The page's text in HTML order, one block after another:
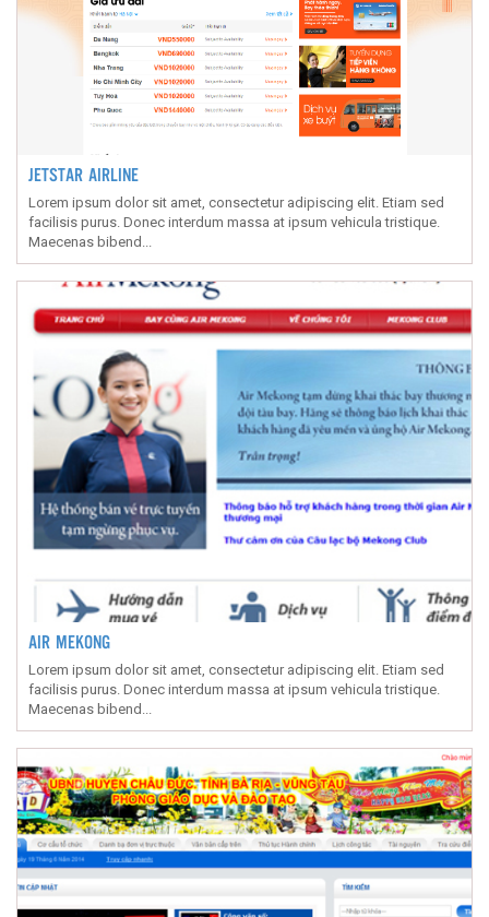
JETSTAR AIRLINE
Lorem ipsum dolor sit amet, consectetur adipiscing elit. Etiam sed
facilisis purus. Donec interdum massa at ipsum vehicula tristique.
Maecenas bibend...
AIR MEKONG
Lorem ipsum dolor sit amet, consectetur adipiscing elit. Etiam sed
facilisis purus. Donec interdum massa at ipsum vehicula tristique.
Maecenas bibend...